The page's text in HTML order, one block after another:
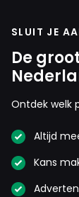
SLUIT JE
De
Ontdek welk
Altijd
Kans